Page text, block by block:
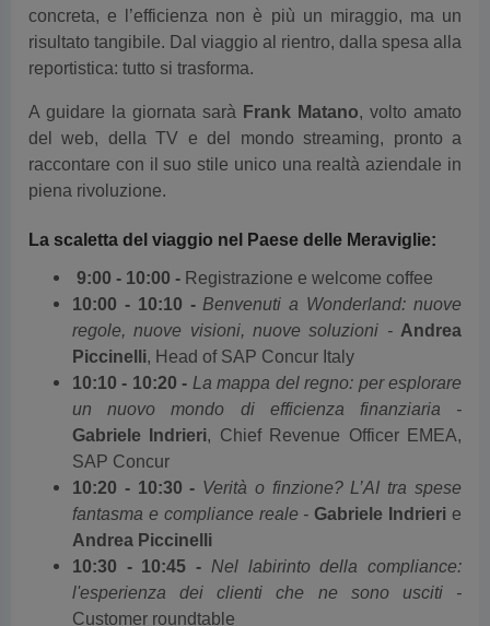
concreta, e l’efficienza non è più un miraggio, ma un
risultato tangibile. Dal viaggio al rientro, dalla spesa alla
reportistica: tutto si trasforma.
A guidare la giornata sarà Frank Matano, volto amato
del web, della TV e del mondo streaming, pronto a
raccontare con il suo stile unico una realtà aziendale in
piena rivoluzione.
La scaletta del viaggio nel Paese delle Meraviglie:
9:00 - 10:00 - Registrazione e welcome coffee
10:00 - 10:10 - Benvenuti a Wonderland: nuove
regole, nuove visioni, nuove soluzioni - Andrea
Piccinelli, Head of SAP Concur Italy
10:10 - 10:20 - La mappa del regno: per esplorare
un nuovo mondo di efficienza finanziaria -
Gabriele Indrieri, Chief Revenue Officer EMEA,
SAP Concur
10:20 - 10:30 - Verità o finzione? L’AI tra spese
fantasma e compliance reale - Gabriele Indrieri e
Andrea Piccinelli
10:30 - 10:45 - Nel labirinto della compliance:
l'esperienza dei clienti che ne sono usciti -
Customer roundtable